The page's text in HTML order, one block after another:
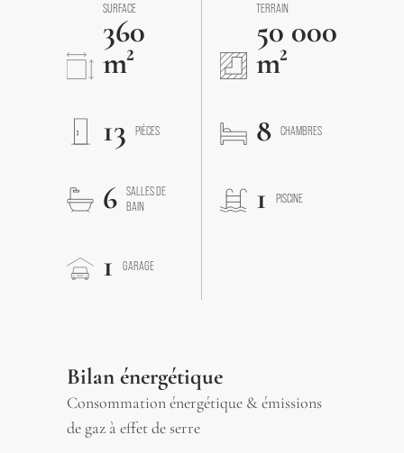
SURFACE
360
m²
TERRAIN
50 000
m²
13
PIÈCES 8 CHAMBRES
6
SALLES DE
BAIN
1 PISCINE
1 GARAGE
Bilan énergétique
Consommation énergétique & émissions
de gaz à effet de serre